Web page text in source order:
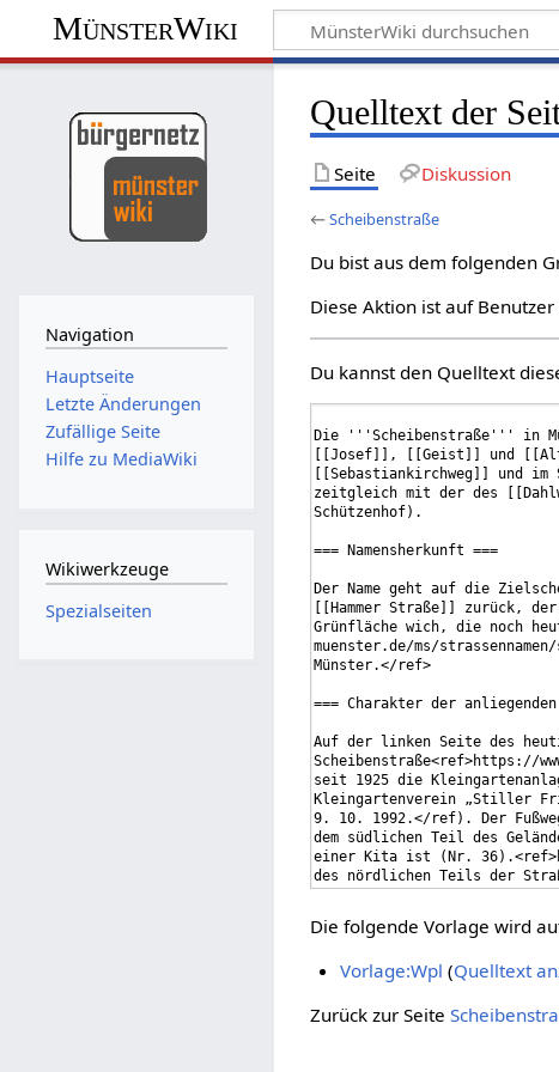
MünsterWiki
Quelltext der
Seite Diskussion
←Scheibenstraße
Du bist aus dem folgenden
Diese Aktion ist auf
Du kannst den Quelltext
Die folgende Vorlage wird
Vorlage:Wpl (Quelltext
Zurück zur Seite
Navigation
Hauptseite
Letzte Änderungen
Zufällige Seite
Hilfe zu MediaWiki
Wikiwerkzeuge
Spezialseiten